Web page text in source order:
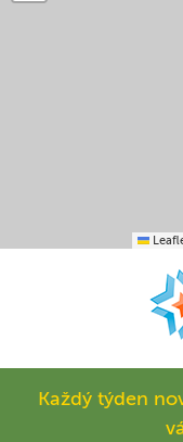
Každý týden